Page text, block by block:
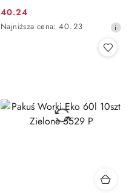
Cena
promocyjna:
40.24
Najniższa
Najniższa cena: 40.23